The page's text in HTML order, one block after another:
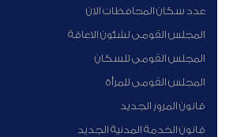
عدد سكان المحافظات الان
المجلس القومى لشئون الاعاقة
المجلس القومى للسكان
المجلس القومى للمرأة
قانون المرور الجديد
قانون الخدمة المدنية الجديد